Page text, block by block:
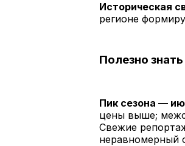
Историческая
регионе
Полезно
Пик сезона —
цены выше;
Свежие
неравномерный